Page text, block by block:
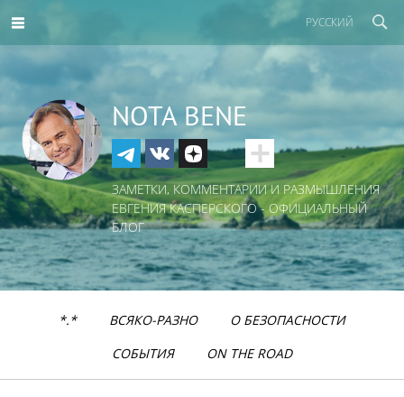
РУССКИЙ
NOTA BENE
ЗАМЕТКИ, КОММЕНТАРИИ И РАЗМЫШЛЕНИЯ
ЕВГЕНИЯ КАСПЕРСКОГО - ОФИЦИАЛЬНЫЙ
БЛОГ
*.* ВСЯКО-РАЗНО
О БЕЗОПАСНОСТИ
СОБЫТИЯ
ON THE ROAD